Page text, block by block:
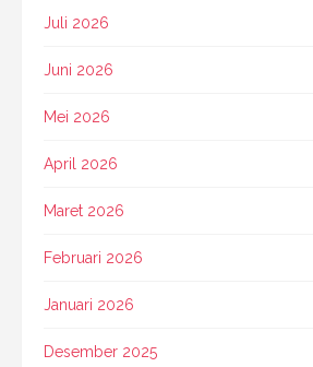
Juli 2026
Juni 2026
Mei 2026
April 2026
Maret 2026
Februari 2026
Januari 2026
Desember 2025